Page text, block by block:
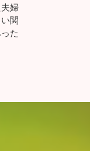
婦
関
た